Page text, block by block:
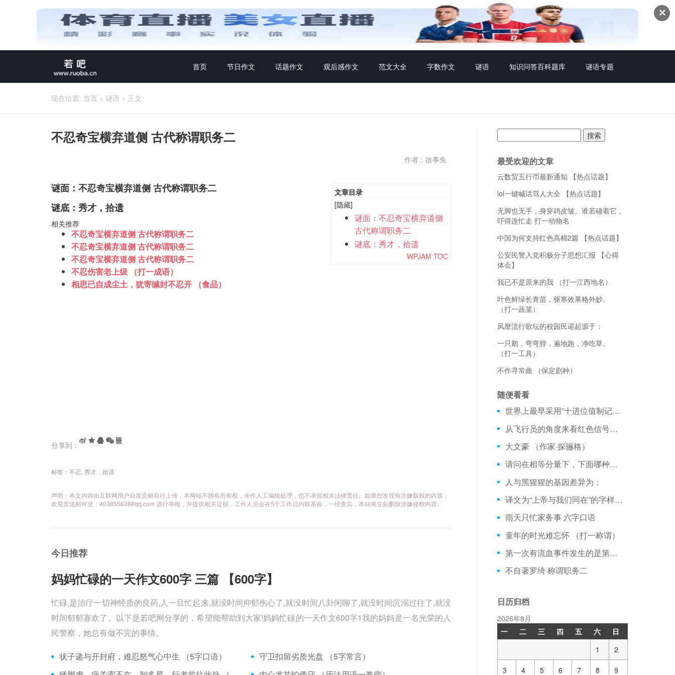
✕
首页 节日作文 话题作文 观后感作文 范文大全 字数作文 谜语 知识问答百科题库 谜语专题
现在位置: 首页 > 谜语 > 正文
不忍奇宝横弃道侧 古代称谓职务二
作者：故事兔
文章目录
[隐藏]
谜面：不忍奇宝横弃道侧
古代称谓职务二
谜底：秀才，拾遗
WPJAM TOC
谜面：不忍奇宝横弃道侧 古代称谓职务二
谜底：秀才，拾遗
相关推荐
不忍奇宝横弃道侧 古代称谓职务二
不忍奇宝横弃道侧 古代称谓职务二
不忍奇宝横弃道侧 古代称谓职务二
不忍伤害老上级 （打一成语）
相思已自成尘土，犹寄缄封不忍开 （食品）
分享到：
标签： 不忍 秀才，拾遗
声明：本文内容由互联网用户自发贡献自行上传，本网站不拥有所有权，未作人工编辑处理，也不承担相关法律责任。如果您发现有涉嫌版权的内容，
欢迎发送邮件至：403855638#qq.com 进行举报，并提供相关证据，工作人员会在5个工作日内联系你，一经查实，本站将立刻删除涉嫌侵权内容。
今日推荐
妈妈忙碌的一天作文600字 三篇 【600字】
忙碌,是治疗一切神经质的良药,人一旦忙起来,就没时间抑郁伤心了,就没时间八卦闲聊了,就没时间沉溺过往了,就没
时间郁郁寡欢了。以下是若吧网分享的，希望能帮助到大家!妈妈忙碌的一天作文600字1我的妈妈是一名光荣的人
民警察，她总有做不完的事情。
状子递与开封府，难忍怒气心中生 （5字口语）
守卫扣留劣质光盘 （5字常言）
索：
最受欢迎的文章
云数贸五行币最新通知 【热点话题】
lol一键喊话骂人大全 【热点话题】
无脚也无手，身穿鸡皮皱。谁若碰着它，
吓得连忙走 打一动物名
中国为何支持红色高棉2篇 【热点话题】
公安民警入党积极分子思想汇报 【心得
体会】
我已不是原来的我 （打一江西地名）
叶色鲜绿长青苗，驱寒效果格外妙。
（打一蔬菜）
风靡流行歌坛的校园民谣起源于：
一只鹅，弯弯脖，遍地跑，净吃草。
（打一工具）
不作寻常曲 （保定剧种）
随便看看
世界上最早采用”十进位值制记数法”的是哪一个国？
从飞行员的角度来看红色信号灯总在：
大文豪 （作家·探骊格）
请问在相等分量下，下面哪种食物胆固醇含量最低？
人与黑猩猩的基因差异为：
译文为“上帝与我们同在”的字样出现在哪种货币上
雨天只忙家务事 六字口语
童年的时光难忘怀 （打一称谓）
第一次有流血事件发生的是第几届奥运会
不自著罗绮 称谓职务二
日历归档
2026年8月
一
二 三 四 五 六
日
1
2
3 4 5 6 7 8 9